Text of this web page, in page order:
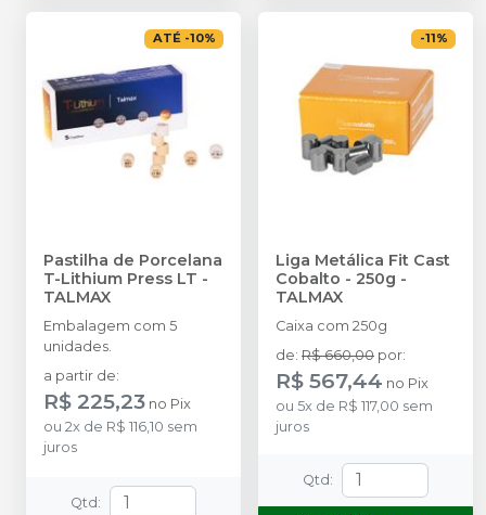
ATÉ -10%
Pastilha de Porcelana
T-Lithium Press LT -
TALMAX
Embalagem com 5
unidades.
a partir de:
R$ 225,23 no Pix
ou 2x de R$ 116,10 sem
juros
Qtd :
-11%
Liga Metálica Fit Cast
Cobalto - 250g -
TALMAX
Caixa com 250g
de: R$ 660,00 por:
R$ 567,44 no Pix
ou 5x de R$ 117,00 sem
juros
Qtd :